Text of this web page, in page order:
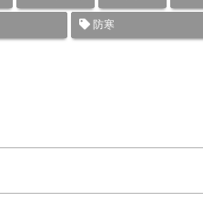
防寒